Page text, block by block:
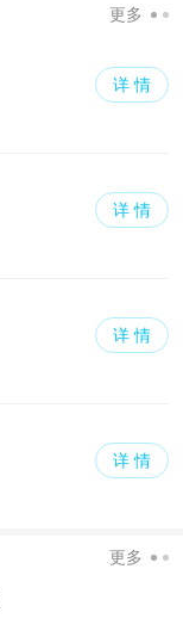
更多
详 情
详 情
详 情
详 情
更多